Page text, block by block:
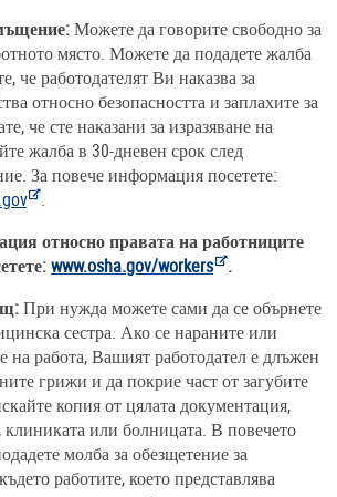
Можете да говорите свободно за
място. Можете да подадете жалба
че работодателят Ви наказва за
относно безопасността и заплахите за
че сте наказани за изразяване на
жалба в 30-дневен срок след
За повече информация посетете:
.
относно правата на работниците
www.osha.gov/workers .
При нужда можете сами да се обърнете
сестра. Ако се нараните или
на работа, Вашият работодател е длъжен
грижи и да покрие част от загубите
копия от цялата документация,
клиниката или болницата. В повечето
молба за обезщетение за
работите, което представлява